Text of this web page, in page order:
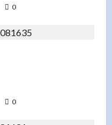
0
0